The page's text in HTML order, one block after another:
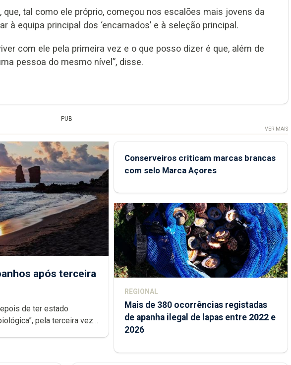
que, tal como ele próprio, começou nos escalões mais jovens da
à equipa principal dos ‘encarnados’ e à seleção principal.
com ele pela primeira vez e o que posso dizer é que, além de
pessoa do mesmo nível”, disse.
PUB
VER MAIS
após terceira
ter estado
Conserveiros criticam marcas brancas
com selo Marca Açores
REGIONAL
Mais de 380 ocorrências registadas
de apanha ilegal de lapas entre 2022 e
2026